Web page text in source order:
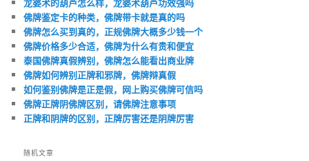
佛牌鉴定卡的种类，佛牌带卡就是真的吗
佛牌怎么买到真的，正规佛牌大概多少钱一个
佛牌价格多少合适，佛牌为什么有贵和便宜
泰国佛牌真假辨别，佛牌怎么能看出商业牌
佛牌如何辨别正牌和邪牌，佛牌辩真假
如何鉴别佛牌是正是假，网上购买佛牌可信吗
佛牌正牌阴佛牌区别，请佛牌注意事项
正牌和阴牌的区别，正牌厉害还是阴牌厉害
随机文章